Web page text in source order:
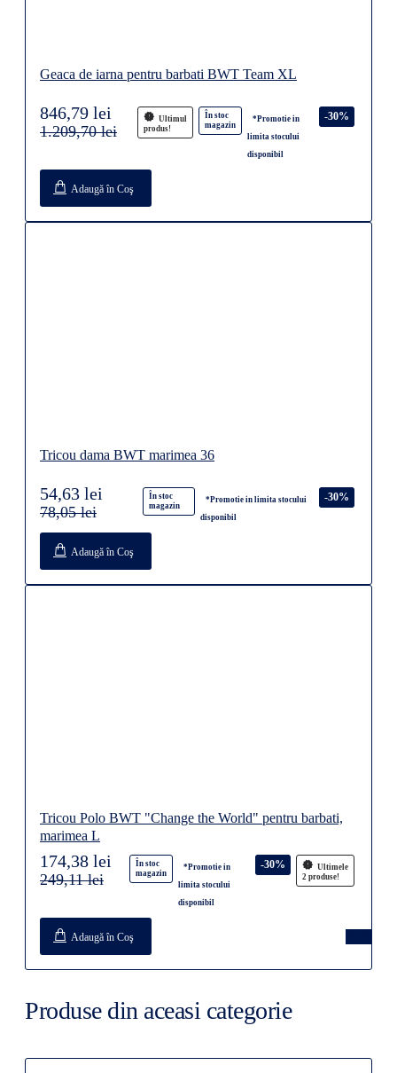
Geaca de iarna pentru barbati BWT Team XL
Ultimul
produs!
În stoc
magazin
*Promotie in
limita stocului
disponibil
-30%
846,79 lei
1.209,70 lei
Adaugă în Coş
Tricou dama BWT marimea 36
În stoc
magazin
*Promotie in limita stocului
disponibil
-30%
54,63 lei
78,05 lei
Adaugă în Coş
Tricou Polo BWT "Change the World" pentru barbati,
marimea L
Ultimele
2 produse!
În stoc
magazin
*Promotie in
limita stocului
disponibil
-30%
174,38 lei
249,11 lei
Adaugă în Coş
Produse din aceasi categorie